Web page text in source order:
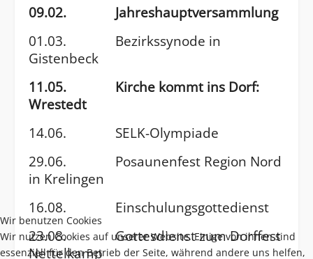
09.02. Jahreshauptversammlung
01.03. Bezirkssynode in
Gistenbeck
11.05. Kirche kommt ins Dorf:
Wrestedt
14.06. SELK-Olympiade
29.06. Posaunenfest Region Nord
in Krelingen
16.08. Einschulungsgottedienst
23.08. Gottesdienst zum Dorffest
Nettelkamp
Wir benutzen Cookies
Wir nutzen Cookies auf unserer Website. Einige von ihnen sind
essenziell für den Betrieb der Seite, während andere uns helfen,